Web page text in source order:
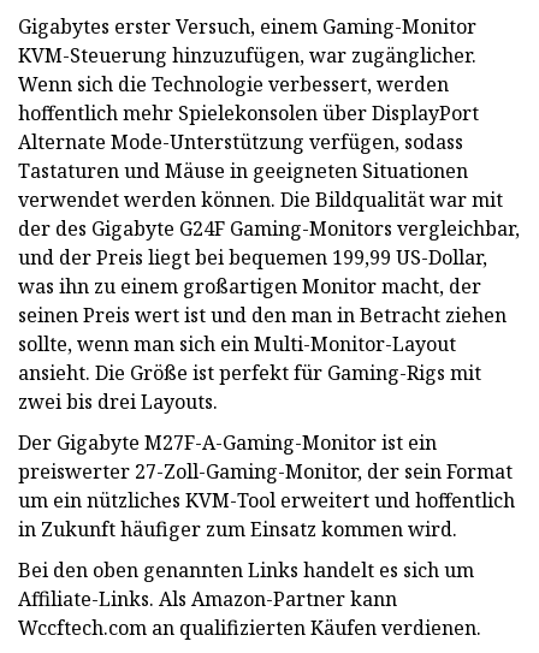
Gigabytes erster Versuch, einem Gaming-Monitor
KVM-Steuerung hinzuzufügen, war zugänglicher.
Wenn sich die Technologie verbessert, werden
hoffentlich mehr Spielekonsolen über DisplayPort
Alternate Mode-Unterstützung verfügen, sodass
Tastaturen und Mäuse in geeigneten Situationen
verwendet werden können. Die Bildqualität war mit
der des Gigabyte G24F Gaming-Monitors vergleichbar,
und der Preis liegt bei bequemen 199,99 US-Dollar,
was ihn zu einem großartigen Monitor macht, der
seinen Preis wert ist und den man in Betracht ziehen
sollte, wenn man sich ein Multi-Monitor-Layout
ansieht. Die Größe ist perfekt für Gaming-Rigs mit
zwei bis drei Layouts.
Der Gigabyte M27F-A-Gaming-Monitor ist ein
preiswerter 27-Zoll-Gaming-Monitor, der sein Format
um ein nützliches KVM-Tool erweitert und hoffentlich
in Zukunft häufiger zum Einsatz kommen wird.
Bei den oben genannten Links handelt es sich um
Affiliate-Links. Als Amazon-Partner kann
Wccftech.com an qualifizierten Käufen verdienen.